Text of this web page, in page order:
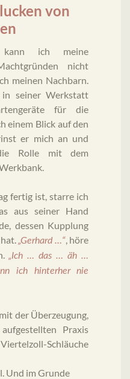
von
ich meine
nicht
meinen Nachbarn.
seiner Werkstatt
für die
einem Blick auf den
er mich an und
Rolle mit dem
fertig ist, starre ich
aus seiner Hand
dessen Kupplung
„Gerhard …“, höre
„Ich … das … äh …
ich hinterher nie
der Überzeugung,
Praxis
Schläuche
Und im Grunde